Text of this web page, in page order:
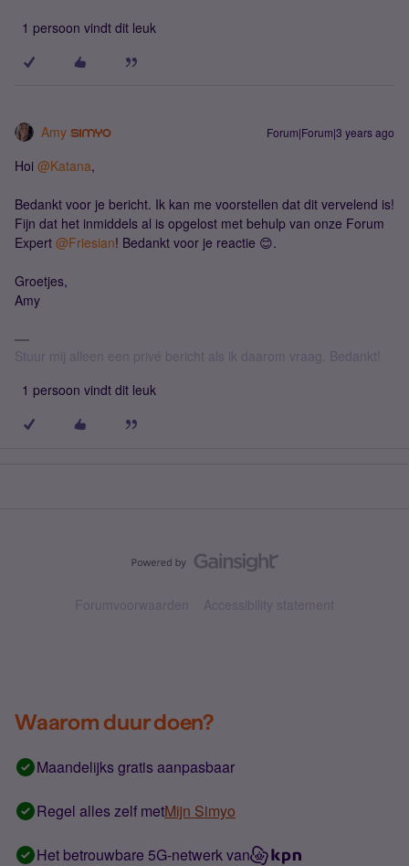
1 persoon vindt dit leuk
Amy Forum|Forum|3 years ago
Hoi @Katana,
Bedankt voor je bericht. Ik kan me voorstellen dat dit vervelend is!
Fijn dat het inmiddels al is opgelost met behulp van onze Forum
Expert @Friesian! Bedankt voor je reactie 😊.
Groetjes,
Amy
Stuur mij alleen een privé bericht als ik daarom vraag. Bedankt!
1 persoon vindt dit leuk
Forumvoorwaarden Accessibility statement
Waarom duur doen?
Maandelijks gratis aanpasbaar
Regel alles zelf metMijn Simyo
Het betrouwbare 5G-netwerk van